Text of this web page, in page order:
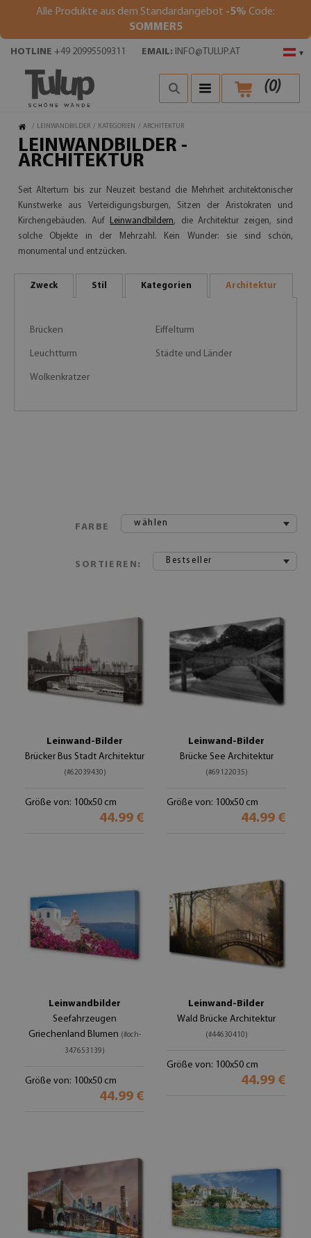
Alle Produkte aus dem Standardangebot -5% Code:
SOMMER5
▾
HOTLINE +49 20995509311 EMAIL: INFO@TULUP.AT
(0)
/ LEINWANDBILDER / KATEGORIEN / ARCHITEKTUR
LEINWANDBILDER -
ARCHITEKTUR
Seit Altertum bis zur Neuzeit bestand die Mehrheit architektonischer
Kunstwerke aus Verteidigungsburgen, Sitzen der Aristokraten und
Kirchengebäuden. Auf
Leinwandbildern, die Architektur zeigen, sind
solche Objekte in der Mehrzahl. Kein Wunder: sie sind schön,
monumental und entzücken.
Zweck Stil Kategorien Architektur
Brücken Eiffelturm
Leuchtturm Städte und Länder
Wolkenkratzer
FARBE wählen
SORTIEREN: Bestseller
Leinwand-Bilder
Brücker Bus Stadt Architektur
(#62039430)
Größe von: 100x50 cm
44.99 €
Leinwand-Bilder
Brücke See Architektur
(#69122035)
Größe von: 100x50 cm
44.99 €
Leinwandbilder
Seefahrzeugen
Griechenland Blumen (#och-
347653139)
Größe von: 100x50 cm
44.99 €
Leinwand-Bilder
Wald Brücke Architektur
(#44630410)
Größe von: 100x50 cm
44.99 €